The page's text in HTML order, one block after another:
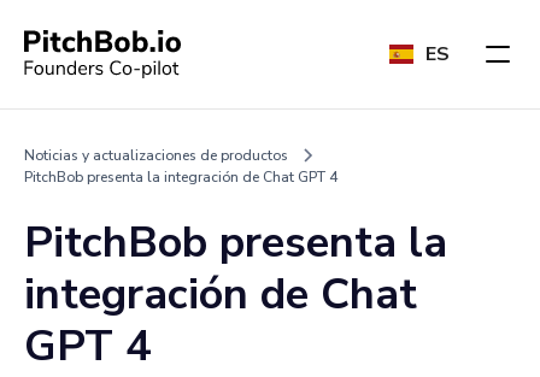
ES
Noticias y actualizaciones de productos
PitchBob presenta la integración de Chat GPT 4
PitchBob presenta la
integración de Chat
GPT 4